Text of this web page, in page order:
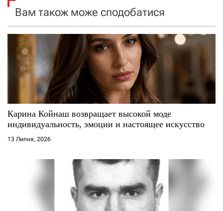
я
з
с
і
Вам також може сподобатися
Карина Койнаш возвращает высокой моде
индивидуальность, эмоции и настоящее искусство
13 Липня, 2026